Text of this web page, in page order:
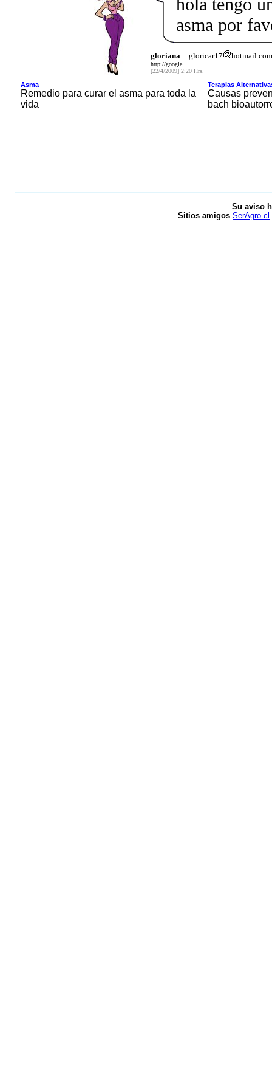
asma por
gloriana :: gloricar17 hotmail.com
http://google
[22/4/2009] 2:20 Hrs.
Asma
Remedio para curar el asma para toda la
vida
Terapias
Causas
bach
Su aviso
Sitios amigos SerAgro.cl